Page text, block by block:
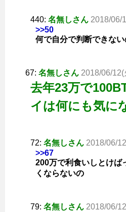
440: 名無しさん 2018/06/
>>50
何で自分で判断できな
67: 名無しさん 2018/06/
去年23万で
イは何にも気に
72: 名無しさん 2018/06/
>>67
200万で利食いしとけば
くならないの
79: 名無しさん 2018/06/